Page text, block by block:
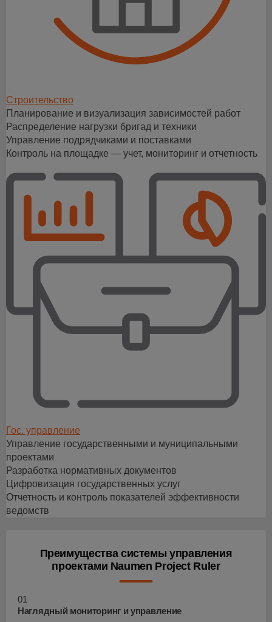
Строительство
Планирование и визуализация зависимостей работ
Распределение нагрузки бригад и техники
Управление подрядчиками и поставками
Контроль на площадке — учет, мониторинг и отчетность
Гос. управление
Управление государственными и муниципальными
проектами
Разработка нормативных документов
Цифровизация государственных услуг
Отчетность и контроль показателей эффективности
ведомств
Преимущества системы управления
проектами Naumen Project Ruler
01
Наглядный мониторинг и управление